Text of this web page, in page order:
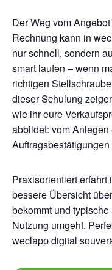
Der Weg vom
Rechnung kann in
nur schnell, sondern
smart laufen – wenn
richtigen
dieser Schulung
wie ihr eure
abbildet: vom
Praxisorientiert erfahrt
bessere Übersicht
bekommt und
Nutzung umgeht.
weclapp digital